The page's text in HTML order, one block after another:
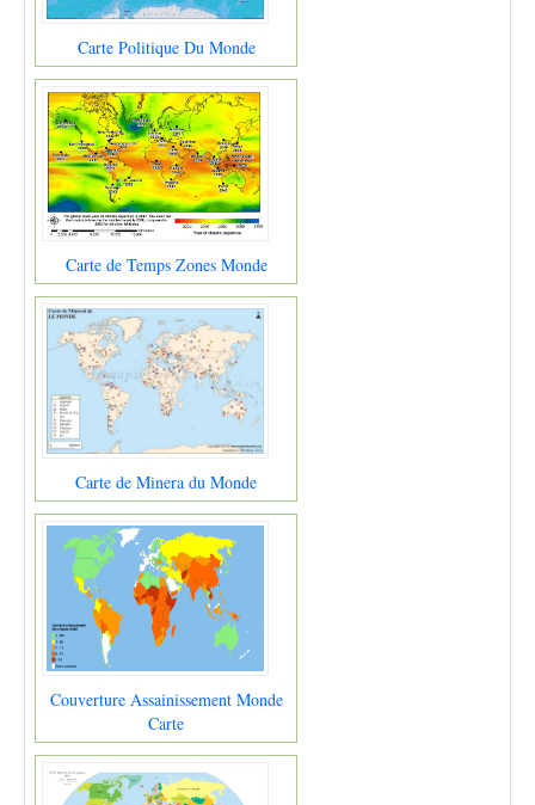
Carte Politique Du Monde
Carte de Temps Zones Monde
Carte de Minera du Monde
Couverture Assainissement Monde
Carte